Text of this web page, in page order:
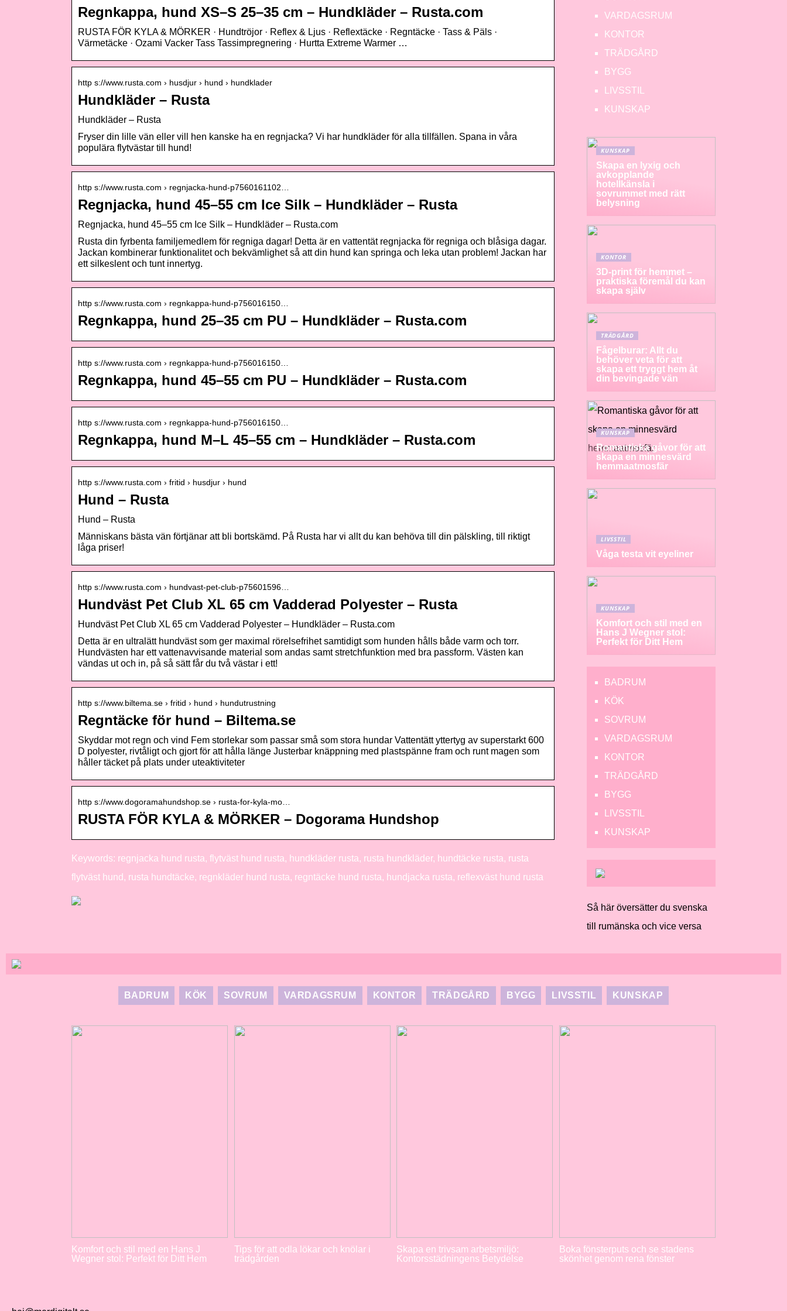
Regnkappa, hund XS–S 25–35 cm – Hundkläder – Rusta.com
RUSTA FÖR KYLA & MÖRKER · Hundtröjor · Reflex & Ljus · Reflextäcke · Regntäcke · Tass & Päls ·
Värmetäcke · Ozami Vacker Tass Tassimpregnering · Hurtta Extreme Warmer …
http s://www.rusta.com › husdjur › hund › hundklader
Hundkläder – Rusta
Hundkläder – Rusta
Fryser din lille vän eller vill hen kanske ha en regnjacka? Vi har hundkläder för alla tillfällen. Spana in våra
populära flytvästar till hund!
http s://www.rusta.com › regnjacka-hund-p7560161102…
Regnjacka, hund 45–55 cm Ice Silk – Hundkläder – Rusta
Regnjacka, hund 45–55 cm Ice Silk – Hundkläder – Rusta.com
Rusta din fyrbenta familjemedlem för regniga dagar! Detta är en vattentät regnjacka för regniga och blåsiga dagar.
Jackan kombinerar funktionalitet och bekvämlighet så att din hund kan springa och leka utan problem! Jackan har
ett silkeslent och tunt innertyg.
http s://www.rusta.com › regnkappa-hund-p756016150…
Regnkappa, hund 25–35 cm PU – Hundkläder – Rusta.com
http s://www.rusta.com › regnkappa-hund-p756016150…
Regnkappa, hund 45–55 cm PU – Hundkläder – Rusta.com
http s://www.rusta.com › regnkappa-hund-p756016150…
Regnkappa, hund M–L 45–55 cm – Hundkläder – Rusta.com
http s://www.rusta.com › fritid › husdjur › hund
Hund – Rusta
Hund – Rusta
Människans bästa vän förtjänar att bli bortskämd. På Rusta har vi allt du kan behöva till din pälskling, till riktigt
låga priser!
http s://www.rusta.com › hundvast-pet-club-p75601596…
Hundväst Pet Club XL 65 cm Vadderad Polyester – Rusta
Hundväst Pet Club XL 65 cm Vadderad Polyester – Hundkläder – Rusta.com
Detta är en ultralätt hundväst som ger maximal rörelsefrihet samtidigt som hunden hålls både varm och torr.
Hundvästen har ett vattenavvisande material som andas samt stretchfunktion med bra passform. Västen kan
vändas ut och in, på så sätt får du två västar i ett!
http s://www.biltema.se › fritid › hund › hundutrustning
Regntäcke för hund – Biltema.se
Skyddar mot regn och vind Fem storlekar som passar små som stora hundar Vattentätt yttertyg av superstarkt 600
D polyester, rivtåligt och gjort för att hålla länge Justerbar knäppning med plastspänne fram och runt magen som
håller täcket på plats under uteaktiviteter
http s://www.dogoramahundshop.se › rusta-for-kyla-mo…
RUSTA FÖR KYLA & MÖRKER – Dogorama Hundshop
Keywords: regnjacka hund rusta, flytväst hund rusta, hundkläder rusta, rusta hundkläder, hundtäcke rusta, rusta
flytväst hund, rusta hundtäcke, regnkläder hund rusta, regntäcke hund rusta, hundjacka rusta, reflexväst hund rusta
VARDAGSRUM
KONTOR
TRÄDGÅRD
BYGG
LIVSSTIL
KUNSKAP
KUNSKAP
Skapa en lyxig och
avkopplande
hotellkänsla i
sovrummet med rätt
belysning
KONTOR
3D-print för hemmet –
praktiska föremål du kan
skapa själv
TRÄDGÅRD
Fågelburar: Allt du
behöver veta för att
skapa ett tryggt hem åt
din bevingade vän
KUNSKAP
Romantiska gåvor för att
skapa en minnesvärd
hemmaatmosfär
LIVSSTIL
Våga testa vit eyeliner
KUNSKAP
Komfort och stil med en
Hans J Wegner stol:
Perfekt för Ditt Hem
BADRUM
KÖK
SOVRUM
VARDAGSRUM
KONTOR
TRÄDGÅRD
BYGG
LIVSSTIL
KUNSKAP
Så här översätter du svenska
till rumänska och vice versa
BADRUM KÖK SOVRUM VARDAGSRUM KONTOR TRÄDGÅRD BYGG LIVSSTIL KUNSKAP
Komfort och stil med en Hans J
Wegner stol: Perfekt för Ditt Hem
Tips för att odla lökar och knölar i
trädgården
Skapa en trivsam arbetsmiljö:
Kontorsstädningens Betydelse
Boka fönsterputs och se stadens
skönhet genom rena fönster